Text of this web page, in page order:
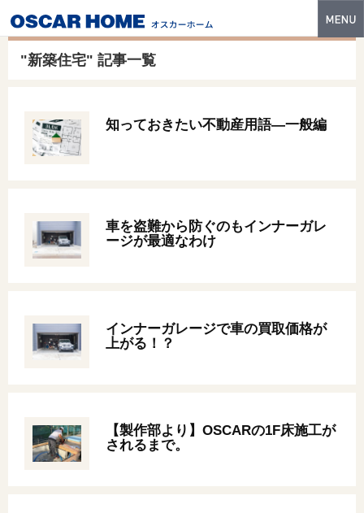
建築実例
フォトギャラリー
スマートセレクト
"新築住宅" 記事一覧
知っておきたい不動産用語—一般編
車を盗難から防ぐのもインナーガレ
ージが最適なわけ
インナーガレージで車の買取価格が
上がる！？
【製作部より】OSCARの1F床施工が
されるまで。